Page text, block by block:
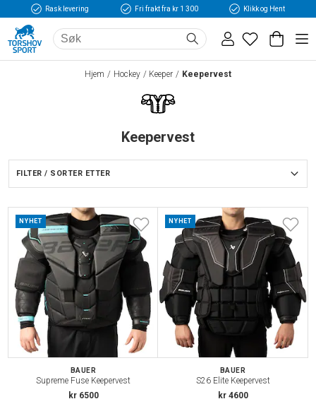
Rask levering Fri frakt fra kr 1 300 Klikk og Hent
Hjem Hockey Keeper Keepervest
Keepervest
FILTER / SORTER ETTER
NYHET
BAUER
Supreme Fuse Keepervest
kr 6500
NYHET
BAUER
S26 Elite Keepervest
kr 4600